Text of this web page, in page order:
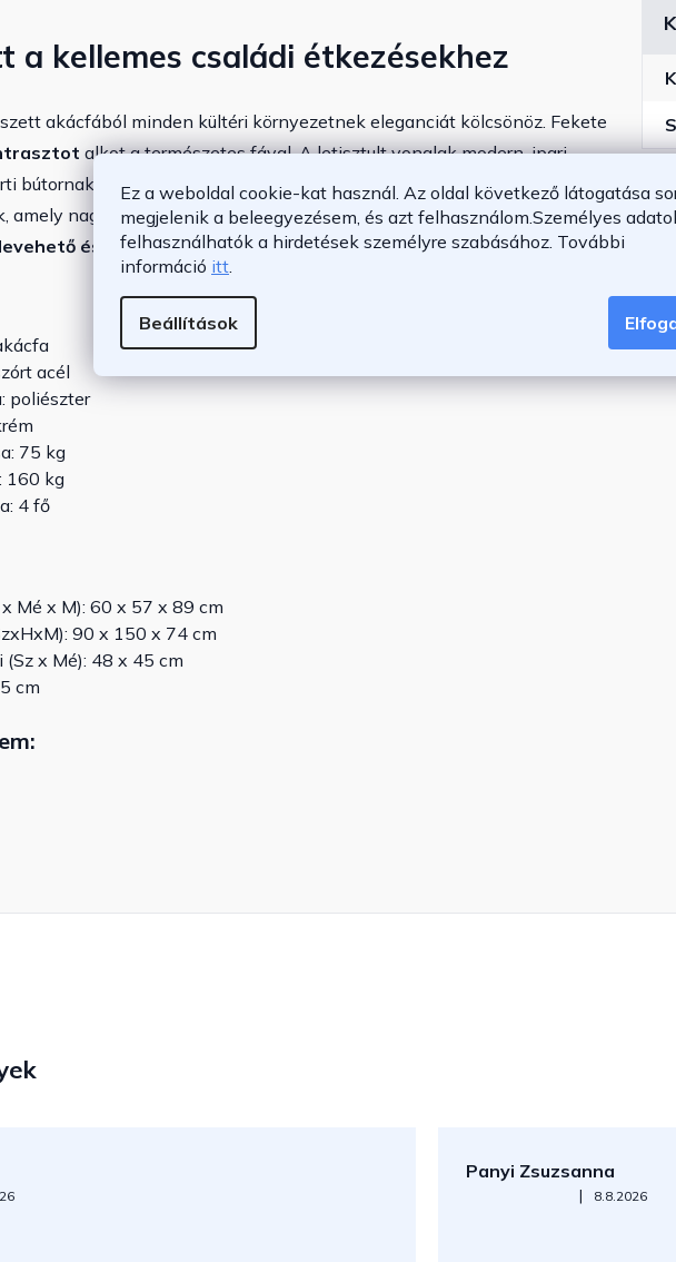
Ez a weboldal cookie-kat használ. Az oldal következő látogatása
megjelenik a beleegyezésem, és azt felhasználom. Személyes
felhasználhatók a hirdetések személyre szabásához. További
információ itt
Beállítások
a kellemes családi étkezésekhez
akácfából minden kültéri környezetnek eleganciát kölcsönöz. Fekete
alkot a természetes fával. A letisztult vonalak modern, ipari
bútornak. A szett rendkívül stabil és praktikus is. Az acél szerkezet porszórt
amely nagyon stabillá és masszívvá teszi a szettet. A székekhez tartoznak
levehető és mosható huzattalrendelkeznek.
acél
poliészter
75 kg
160 kg
4 fő
Mé x M): 60 x 57 x 89 cm
90 x 150 x 74 cm
x Mé): 48 x 45 cm
cm
ből 5 csillag.
Panyi Zsuzsanna
Az áruház értékelése 5-ből
| 8.8.2026